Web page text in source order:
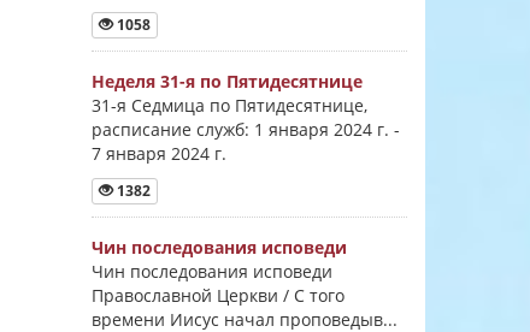
1058
Неделя 31-я по Пятидесятнице
31-я Седмица по Пятидесятнице,
расписание служб: 1 января 2024 г. -
7 января 2024 г.
1382
Чин последования исповеди
Чин последования исповеди
Православной Церкви / С того
времени Иисус начал проповедыв...